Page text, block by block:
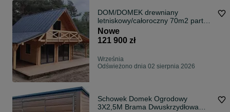
DOM/DOMEK drewniany
letniskowy/całoroczny 70m2 parter
35m2 + tarasem
Nowe
121 900 zł
Września
Odświeżono dnia 02 sierpnia 2026
Schowek Domek Ogrodowy
3X2,5M Brama Dwuskrzydłowa